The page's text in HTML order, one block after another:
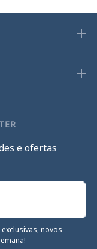
e ofertas
novos